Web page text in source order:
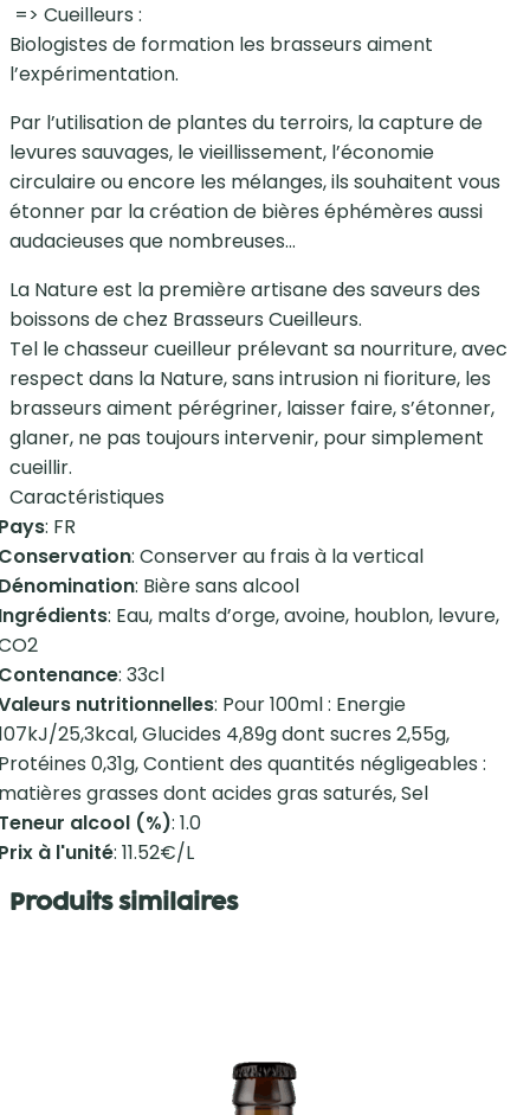
=> Cueilleurs :
Biologistes de formation les brasseurs aiment
l’expérimentation.
Par l’utilisation de plantes du terroirs, la capture de
levures sauvages, le vieillissement, l’économie
circulaire ou encore les mélanges, ils souhaitent vous
étonner par la création de bières éphémères aussi
audacieuses que nombreuses…
La Nature est la première artisane des saveurs des
boissons de chez Brasseurs Cueilleurs.
Tel le chasseur cueilleur prélevant sa nourriture, avec
respect dans la Nature, sans intrusion ni fioriture, les
brasseurs aiment pérégriner, laisser faire, s’étonner,
glaner, ne pas toujours intervenir, pour simplement
cueillir.
Caractéristiques
: FR
: Conserver au frais à la vertical
: Bière sans alcool
: Eau, malts d’orge, avoine, houblon, levure,
: 33cl
nutritionnelles: Pour 100ml : Energie
25,3kcal, Glucides 4,89g dont sucres 2,55g,
0,31g, Contient des quantités négligeables :
grasses dont acides gras saturés, Sel
alcool (%): 1.0
à l'unité: 11.52€/L
Produits similaires